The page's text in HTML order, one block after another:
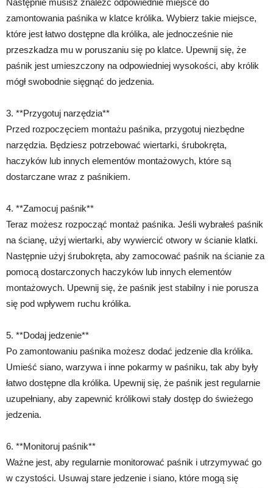
Następnie musisz znaleźć odpowiednie miejsce do
zamontowania paśnika w klatce królika. Wybierz takie miejsce,
które jest łatwo dostępne dla królika, ale jednocześnie nie
przeszkadza mu w poruszaniu się po klatce. Upewnij się, że
paśnik jest umieszczony na odpowiedniej wysokości, aby królik
mógł swobodnie sięgnąć do jedzenia.
3. **Przygotuj narzędzia**
Przed rozpoczęciem montażu paśnika, przygotuj niezbędne
narzędzia. Będziesz potrzebować wiertarki, śrubokręta,
haczyków lub innych elementów montażowych, które są
dostarczane wraz z paśnikiem.
4. **Zamocuj paśnik**
Teraz możesz rozpocząć montaż paśnika. Jeśli wybrałeś paśnik
na ścianę, użyj wiertarki, aby wywiercić otwory w ścianie klatki.
Następnie użyj śrubokręta, aby zamocować paśnik na ścianie za
pomocą dostarczonych haczyków lub innych elementów
montażowych. Upewnij się, że paśnik jest stabilny i nie porusza
się pod wpływem ruchu królika.
5. **Dodaj jedzenie**
Po zamontowaniu paśnika możesz dodać jedzenie dla królika.
Umieść siano, warzywa i inne pokarmy w paśniku, tak aby były
łatwo dostępne dla królika. Upewnij się, że paśnik jest regularnie
uzupełniany, aby zapewnić królikowi stały dostęp do świeżego
jedzenia.
6. **Monitoruj paśnik**
Ważne jest, aby regularnie monitorować paśnik i utrzymywać go
w czystości. Usuwaj stare jedzenie i siano, które mogą się